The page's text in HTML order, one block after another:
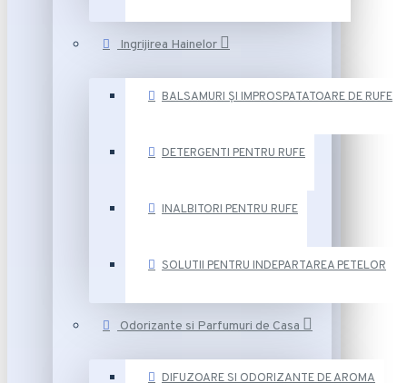
Ingrijirea Hainelor
BALSAMURI ȘI IMPROSPATATOARE DE RUFE
DETERGENTI PENTRU RUFE
INALBITORI PENTRU RUFE
SOLUTII PENTRU INDEPARTAREA PETELOR
Odorizante si Parfumuri de Casa
DIFUZOARE SI ODORIZANTE DE AROMA